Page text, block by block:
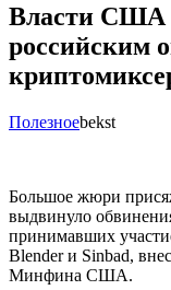
Власти США
российским
Полезноеbekst
Большое жюри
выдвинуло
принимавших
Blender и Sinbad,
Минфина США.